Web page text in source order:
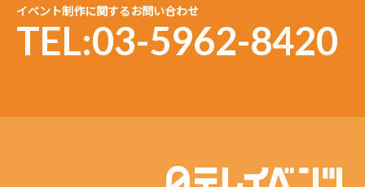
イベント制作に関するお問い合わせ
TEL:03-5962-8420